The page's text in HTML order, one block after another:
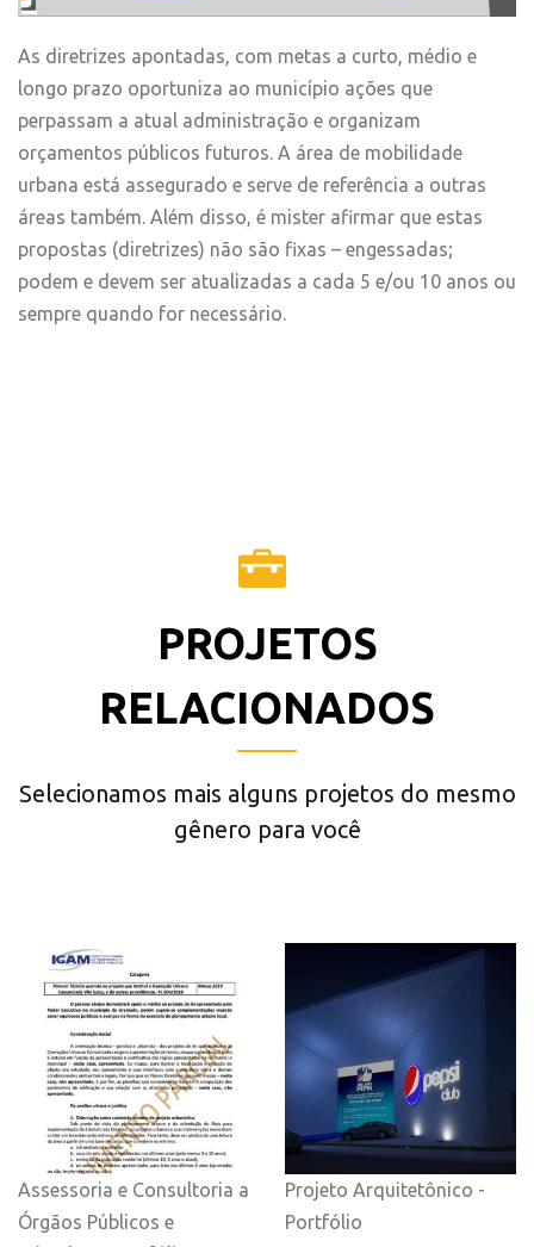
As diretrizes apontadas, com metas a curto, médio e
longo prazo oportuniza ao município ações que
perpassam a atual administração e organizam
orçamentos públicos futuros. A área de mobilidade
urbana está assegurado e serve de referência a outras
áreas também. Além disso, é mister afirmar que estas
propostas (diretrizes) não são fixas – engessadas;
podem e devem ser atualizadas a cada 5 e/ou 10 anos ou
sempre quando for necessário.
PROJETOS
RELACIONADOS
Selecionamos mais alguns projetos do mesmo
gênero para você
Assessoria e Consultoria a
Órgãos Públicos e
Projeto Arquitetônico -
Portfólio